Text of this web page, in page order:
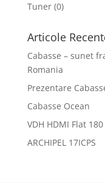
Tuner (0)
Articole
Cabasse – sunet
Romania
Prezentare
Cabasse Ocean
VDH HDMI Flat
ARCHIPEL 17ICPS